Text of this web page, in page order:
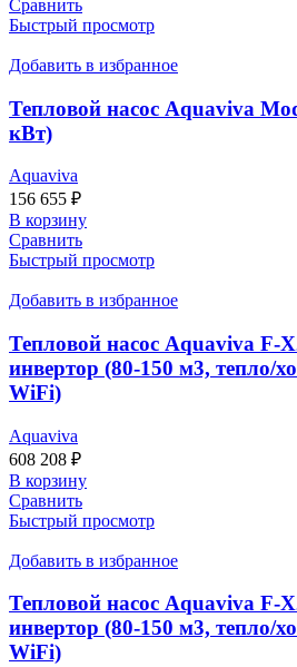
Сравнить
Быстрый просмотр
Добавить в избранное
Тепловой насос Aquaviva
кВт)
Aquaviva
156 655 ₽
В корзину
Сравнить
Быстрый просмотр
Добавить в избранное
Тепловой насос Aquaviva F-
инвертор (80-150 м3, тепло/
WiFi)
Aquaviva
608 208 ₽
В корзину
Сравнить
Быстрый просмотр
Добавить в избранное
Тепловой насос Aquaviva F-
инвертор (80-150 м3, тепло/
WiFi)